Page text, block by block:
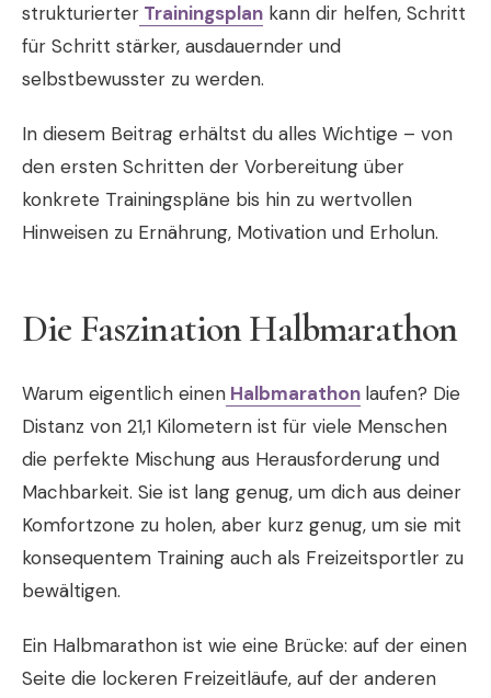
strukturierter Trainingsplan kann dir helfen, Schritt
für Schritt stärker, ausdauernder und
selbstbewusster zu werden.
In diesem Beitrag erhältst du alles Wichtige – von
den ersten Schritten der Vorbereitung über
konkrete Trainingspläne bis hin zu wertvollen
Hinweisen zu Ernährung, Motivation und Erholun.
Die Faszination Halbmarathon
Warum eigentlich einen Halbmarathon laufen? Die
Distanz von 21,1 Kilometern ist für viele Menschen
die perfekte Mischung aus Herausforderung und
Machbarkeit. Sie ist lang genug, um dich aus deiner
Komfortzone zu holen, aber kurz genug, um sie mit
konsequentem Training auch als Freizeitsportler zu
bewältigen.
Ein Halbmarathon ist wie eine Brücke: auf der einen
Seite die lockeren Freizeitläufe, auf der anderen